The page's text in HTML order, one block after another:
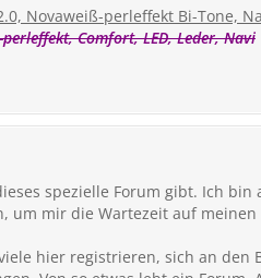
Novaweiß-perleffekt Bi-Tone,
perleffekt, Comfort, LED, Leder, Navi
spezielle Forum gibt. Ich
um mir die Wartezeit auf meinen
hier registrieren, sich an